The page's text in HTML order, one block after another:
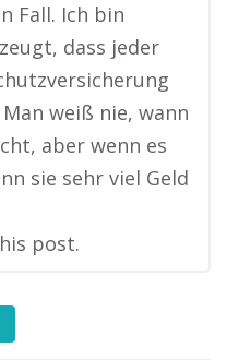
Fall. Ich bin
dass jeder
weiß nie, wann
aber wenn es
sie sehr viel Geld
post.